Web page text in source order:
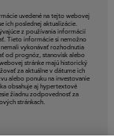
uvedené na tejto webovej
ich poslednej aktualizácie.
z používania informácií
Tieto informácie si nemožno
vykonávať rozhodnutia
od prognóz, stanovísk alebo
stránke majú historický
za aktuálne v dátume ich
alebo ponuku na investovanie
obsahuje aj hypertextové
žiadnu zodpovednosť za
stránkach.